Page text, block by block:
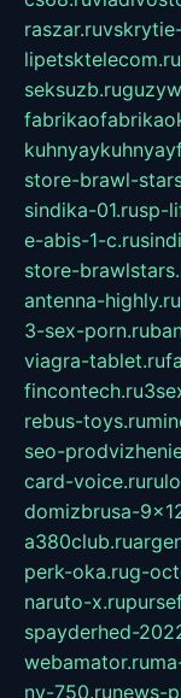
raszar.ru
lipetsktelecom.ru
seksuzb.ru
store-brawl-
sindika-01.rusp-
e-abis-1-c.ru
store-
antenna-highly.ru
3-sex-porn.ru
viagra-tablet.ru
fincontech.ru
rebus-toys.ru
seo-
card-voice.ru
domizbrusa-
a380club.ru
perk-oka.rug-
naruto-x.ru
spayderhed-
webamator.ru
nv-750.runews-